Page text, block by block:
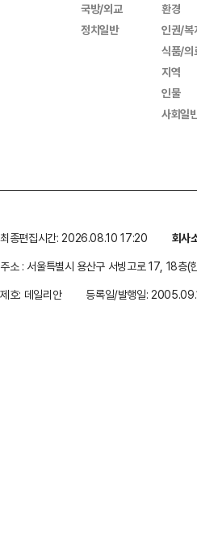
국방/외교
정치일반
환경
인권/복
식품/의
지역
인물
사회일
최종편집시간: 2026.08.10 17:20 회사
주소 : 서울특별시 용산구 서빙고로 17, 18층(
제호: 데일리안
등록일/발행일: